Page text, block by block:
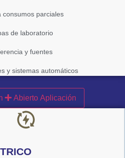
consumos parciales
de laboratorio
y fuentes
y sistemas automáticos
Abierto Aplicación